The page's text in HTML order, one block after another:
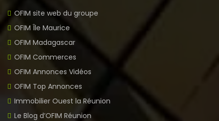
OFIM site web du groupe
OFIM Île Maurice
OFIM Madagascar
OFIM Commerces
OFIM Annonces Vidéos
OFIM Top Annonces
Immobilier Ouest la Réunion
Le Blog d’OFIM Réunion